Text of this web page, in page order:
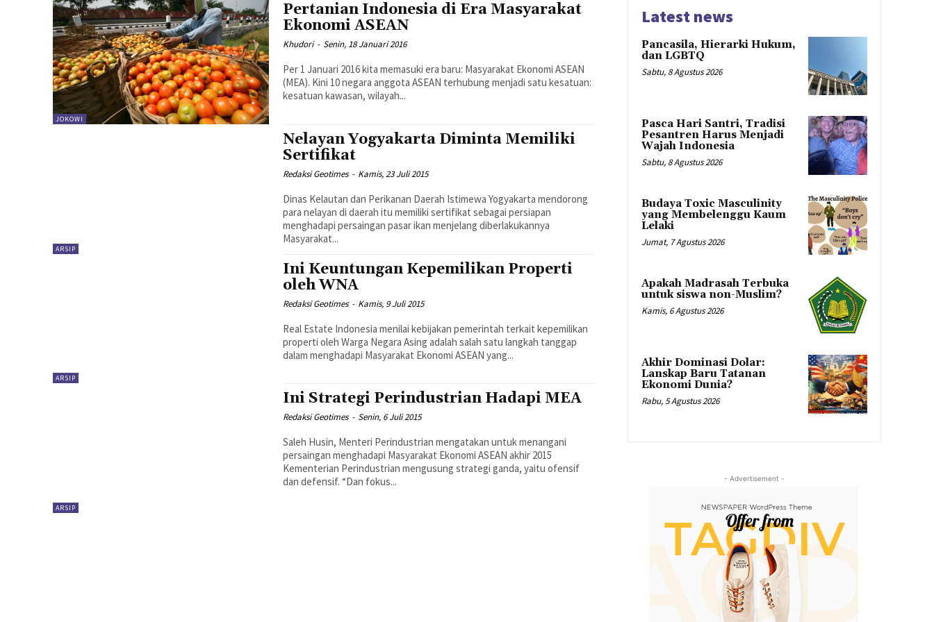
JOKOWI
Pertanian Indonesia di Era Masyarakat
Ekonomi ASEAN
Khudori - Senin, 18 Januari 2016
Per 1 Januari 2016 kita memasuki era baru: Masyarakat Ekonomi ASEAN
(MEA). Kini 10 negara anggota ASEAN terhubung menjadi satu kesatuan:
kesatuan kawasan, wilayah...
ARSIP
Nelayan Yogyakarta Diminta Memiliki
Sertifikat
Redaksi Geotimes - Kamis, 23 Juli 2015
Dinas Kelautan dan Perikanan Daerah Istimewa Yogyakarta mendorong
para nelayan di daerah itu memiliki sertifikat sebagai persiapan
menghadapi persaingan pasar ikan menjelang diberlakukannya
Masyarakat...
ARSIP
Ini Keuntungan Kepemilikan Properti
oleh WNA
Redaksi Geotimes - Kamis, 9 Juli 2015
Real Estate Indonesia menilai kebijakan pemerintah terkait kepemilikan
properti oleh Warga Negara Asing adalah salah satu langkah tanggap
dalam menghadapi Masyarakat Ekonomi ASEAN yang...
ARSIP
Ini Strategi Perindustrian Hadapi MEA
Redaksi Geotimes - Senin, 6 Juli 2015
Saleh Husin, Menteri Perindustrian mengatakan untuk menangani
persaingan menghadapi Masyarakat Ekonomi ASEAN akhir 2015
Kementerian Perindustrian mengusung strategi ganda, yaitu ofensif
dan defensif. “Dan fokus...
Latest news
Pancasila, Hierarki Hukum,
dan LGBTQ
Sabtu, 8 Agustus 2026
Pasca Hari Santri, Tradisi
Pesantren Harus Menjadi
Wajah Indonesia
Sabtu, 8 Agustus 2026
Budaya Toxic Masculinity
yang Membelenggu Kaum
Lelaki
Jumat, 7 Agustus 2026
Apakah Madrasah Terbuka
untuk siswa non-Muslim?
Kamis, 6 Agustus 2026
Akhir Dominasi Dolar:
Lanskap Baru Tatanan
Ekonomi Dunia?
Rabu, 5 Agustus 2026
- Advertisement -